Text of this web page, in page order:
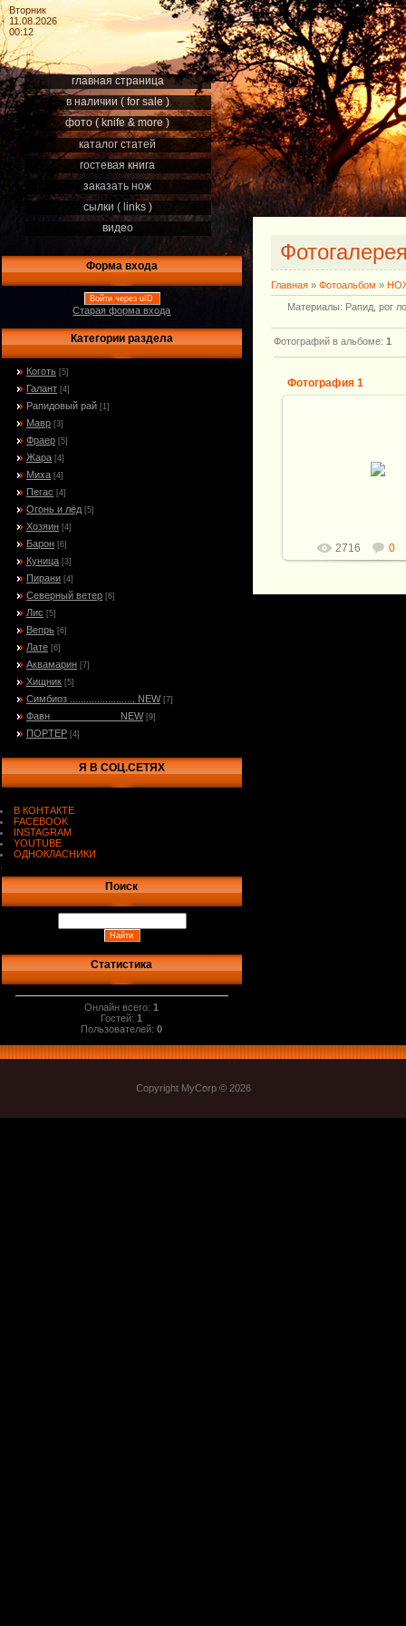
Вторник
11.08.2026
00:12
главная страница
в наличии ( for sale )
фото ( knife & more )
каталог статей
гостевая книга
заказать нож
сылки ( links )
видео
Форма входа
Войти через uID
Старая форма входа
Категории раздела
Коготь [5]
Галант [4]
Рапидовый рай [1]
Мавр [3]
Фраер [5]
Жара [4]
Миха [4]
Пегас [4]
Огонь и лёд [5]
Хозяин [4]
Барон [6]
Куница [3]
Пирани [4]
Северный ветер [6]
Лис [5]
Вепрь [6]
Лате [6]
Аквамарин [7]
Хищник [5]
Симбиоз ........................ NEW [7]
Фавн_____________NEW [9]
ПОРТЕР [4]
Я В СОЦ.СЕТЯХ
В КОНТАКТЕ
FACEBOOK
INSTAGRAM
YOUTUBE
ОДНОКЛАСНИКИ
Поиск
Статистика
Онлайн всего:1
Гостей:1
Пользователей:0
Главная » Фотоальбом »
Материалы: Рапид, рог
Фотографий в альбоме: 1
Фотография 1
искусственный
берёзы, сувель
2716 0
Copyright MyCorp © 2026